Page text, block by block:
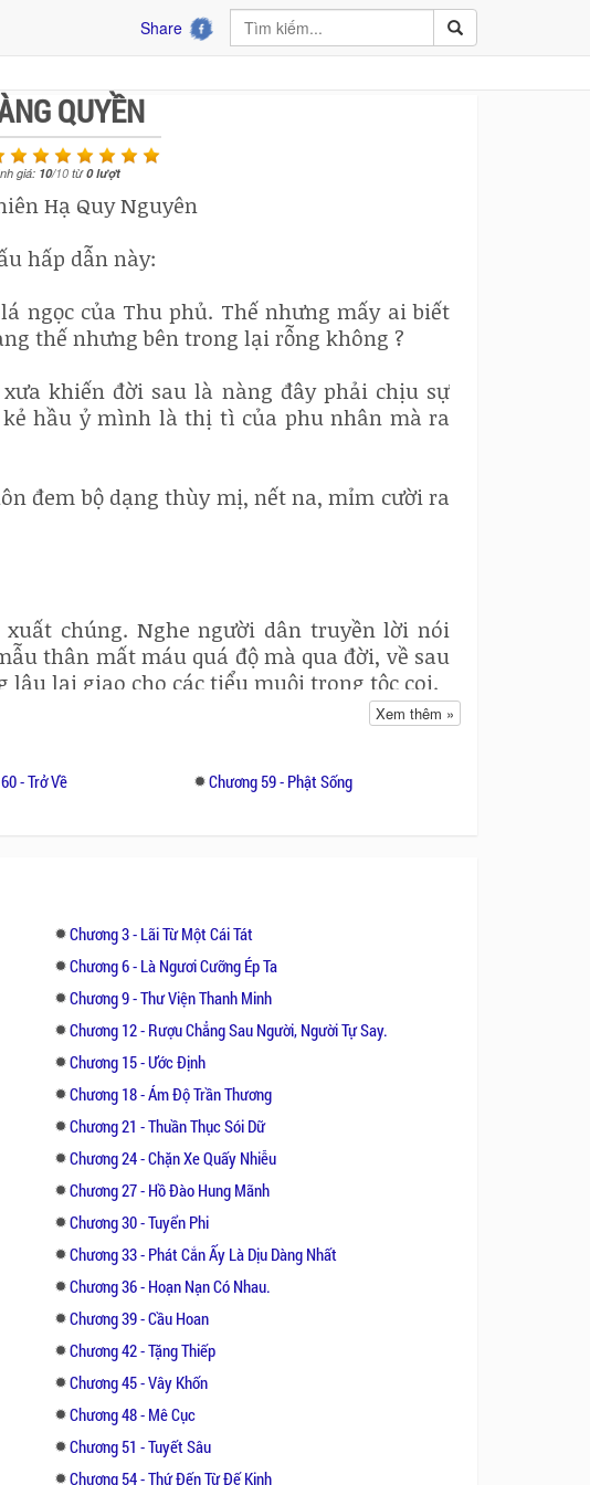
Share
QUYỀN
giá: 10/10từ0lượt
Hạ Quy Nguyên
hấp dẫn này:
ngọc của Thu phủ. Thế nhưng mấy ai biết
thế nhưng bên trong lại rỗng không ?
khiến đời sau là nàng đây phải chịu sự
hầu ỷ mình là thị tì của phu nhân mà ra
đem bộ dạng thùy mị, nết na, mỉm cười ra
chúng. Nghe người dân truyền lời nói
thân mất máu quá độ mà qua đời, về sau
lại giao cho các tiểu muội trong tộc coi.
nói, nhưng mỗi lời đều khai thông tuệ tuyệt
nhất cao thủ cờ. Được coi là thiên tài.
chuyện và luôn khoác trên mình vẻ ôn
phúc, cùng khi lớn lên, bắt đầu dấn thân
giành, chém giết, hãm hại nhau khiến họ
thâm trầm, xấu xa.
vẫn không thể hòa thuận.
xéo lên hắn. Kẻ gian ngoan hiểm độc,
mới bắt đầu giữa hắn và nàng mà thôi. Mở
Xem thêm »
- Trở Về Chương 59 - Phật Sống
Chương 3 - Lãi Từ Một Cái Tát
Chương 6 - Là Ngươi Cưỡng Ép Ta
Chương 9 - Thư Viện Thanh Minh
Chương 12 - Rượu Chẳng Sau Người, Người Tự Say.
Chương 15 - Ước Định
Chương 18 - Ám Độ Trần Thương
Chương 21 - Thuần Thục Sói Dữ
Chương 24 - Chặn Xe Quấy Nhiễu
Chương 27 - Hồ Đào Hung Mãnh
Chương 30 - Tuyển Phi
Chương 33 - Phát Cắn Ấy Là Dịu Dàng Nhất
Chương 36 - Hoạn Nạn Có Nhau.
Chương 39 - Cầu Hoan
Chương 42 - Tặng Thiếp
Chương 45 - Vây Khốn
Chương 48 - Mê Cục
Chương 51 - Tuyết Sâu
Chương 54 - Thứ Đến Từ Đế Kinh